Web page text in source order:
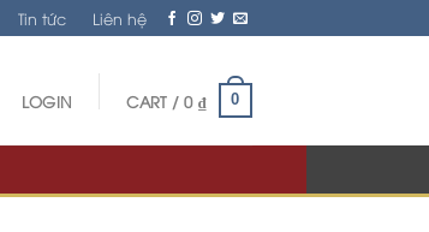
Tin tức Liên hệ
LOGIN CART /0 ₫ 0